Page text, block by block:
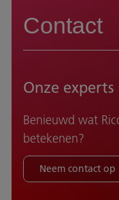
Contact
Onze
Benieuwd wat
betekenen?
Neem contact op